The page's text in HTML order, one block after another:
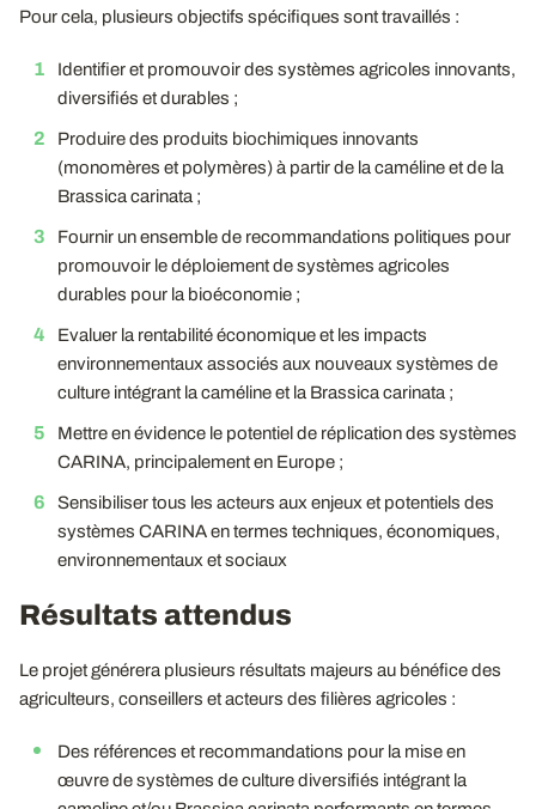
Pour cela, plusieurs objectifs spécifiques sont travaillés :
Identifier et promouvoir des systèmes agricoles innovants,
diversifiés et durables ;
Produire des produits biochimiques innovants
(monomères et polymères) à partir de la caméline et de la
Brassica carinata ;
Fournir un ensemble de recommandations politiques pour
promouvoir le déploiement de systèmes agricoles
durables pour la bioéconomie ;
Evaluer la rentabilité économique et les impacts
environnementaux associés aux nouveaux systèmes de
culture intégrant la caméline et la Brassica carinata ;
Mettre en évidence le potentiel de réplication des systèmes
CARINA, principalement en Europe ;
Sensibiliser tous les acteurs aux enjeux et potentiels des
systèmes CARINA en termes techniques, économiques,
environnementaux et sociaux
Résultats attendus
Le projet générera plusieurs résultats majeurs au bénéfice des
agriculteurs, conseillers et acteurs des filières agricoles :
Des références et recommandations pour la mise en
œuvre de systèmes de culture diversifiés intégrant la